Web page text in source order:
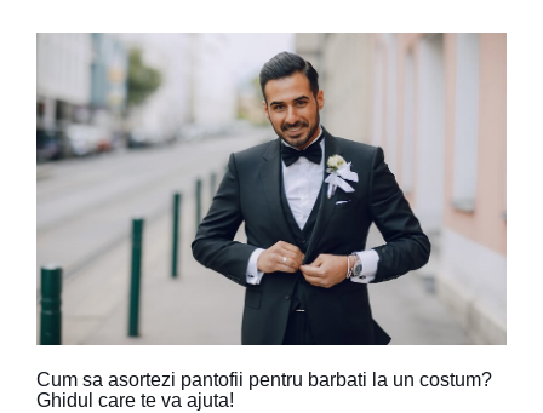
Cum sa asortezi pantofii pentru barbati la un costum?
Ghidul care te va ajuta!